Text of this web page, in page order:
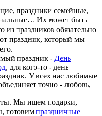
праздники семейные,
Их может быть
из праздников обязательно
праздник, который мы
праздник - День
, для кого-то - день
У всех нас любимые
точно - любовь,
Мы ищем подарки,
готовим праздничные